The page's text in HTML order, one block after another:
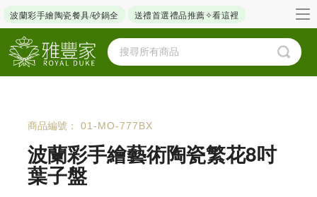
波蘭彩手繪陶瓷餐具/砂鍋全 送禮首選禮品推薦✧看這裡
商品編號： 01-MO-777BX
波蘭彩手繪藝術陶瓷繁花8吋
葉子盤